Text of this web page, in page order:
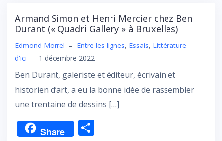
er
Armand Simon et Henri Mercier chez Ben
Durant (« Quadri Gallery » à Bruxelles)
Edmond Morrel – Entre les lignes, Essais, Littérature
d'ici – 1 décembre 2022
Ben Durant, galeriste et éditeur, écrivain et
historien d’art, a eu la bonne idée de rassembler
une trentaine de dessins […]
Share